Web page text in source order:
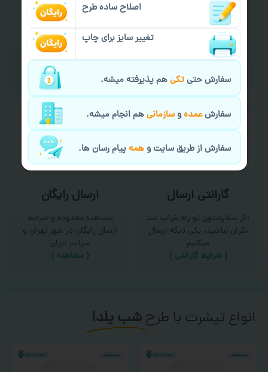
سفارش گیری آنلاین
امکان سفارش از طریق چت و
سایت با پشتیبانی آنلاین
چاپ عمده و فوری
برای درخواست خدمات چاپ
عمده و فوری با ما تماس
بگیرید
تماس با ما)
گارانتی ارسال
اگر سفارشتون تو راه خراب شد
نگران نباشید، یکی دیگه ارسال
میکنیم
( شرایط گارانتی )
ارسال رایگان
مشاهده محدوده و شرایط
ارسال رایگان در شهر تهران و
سراسر ایران
(مشاهده )
انواع تیشرت با طرحشب یلدا
اصلاح ساده طرح
تغییر سایز برای چاپ
سفارش حتیتکیهم پذیرفته میشه.
سفارشعمدهوسازمانیهم انجام میشه.
سفارش از طریق سایت وهمهپیام رسان ها.